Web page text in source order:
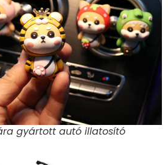
gyártott autó illatosító